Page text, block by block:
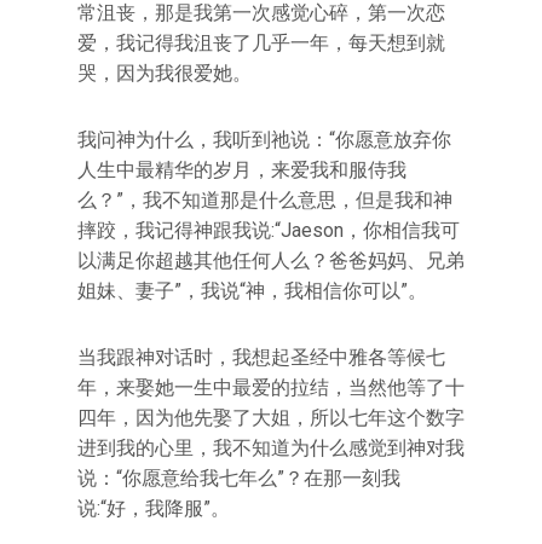
常沮丧，那是我第一次感觉心碎，第一次恋
爱，我记得我沮丧了几乎一年，每天想到就
哭，因为我很爱她。
我问神为什么，我听到祂说：“你愿意放弃你
人生中最精华的岁月，来爱我和服侍我
么？”，我不知道那是什么意思，但是我和神
摔跤，我记得神跟我说:“Jaeson，你相信我可
以满足你超越其他任何人么？爸爸妈妈、兄弟
姐妹、妻子”，我说“神，我相信你可以”。
当我跟神对话时，我想起圣经中雅各等候七
年，来娶她一生中最爱的拉结，当然他等了十
四年，因为他先娶了大姐，所以七年这个数字
进到我的心里，我不知道为什么感觉到神对我
说：“你愿意给我七年么”？在那一刻我
说:“好，我降服”。